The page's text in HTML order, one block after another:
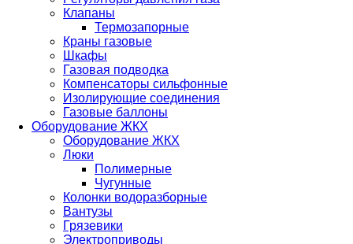
Клапаны
Термозапорные
Краны газовые
Шкафы
Газовая подводка
Компенсаторы сильфонные
Изолирующие соединения
Газовые баллоны
Оборудование ЖКХ
Оборудование ЖКХ
Люки
Полимерные
Чугунные
Колонки водоразборные
Вантузы
Грязевики
Электроприводы